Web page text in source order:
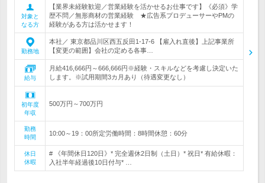
対象と
なる方
【業界未経験歓迎／営業経験を活かせるお仕事です】《必須》学
歴不問／無形商材の営業経験 ★広告系プロデューサーやPMの
経験がある方は活かせます！
勤務地
本社／ 東京都品川区西五反田1-17-6 【雇入れ直後】上記事業所
【変更の範囲】会社の定める各事…
給与
月給416,666円～666,666円※経験・スキルなどを考慮し決定いた
します。※試用期間3カ月あり（待遇変更なし）
初年度
年収
500万円～700万円
勤務
時間
10:00～19：00所定労働時間：8時間休憩：60分
休日
休暇
# 《年間休日120日》* 完全週休2日制（土日）* 祝日* 有給休暇：
入社半年経過後10日付与* …